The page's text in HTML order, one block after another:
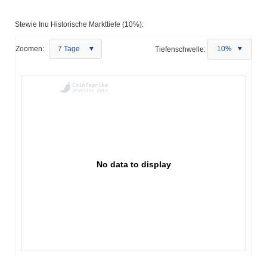
Stewie Inu Historische Markttiefe (10%):
Zoomen: 7 Tage Tiefenschwelle: 10%
No data to display